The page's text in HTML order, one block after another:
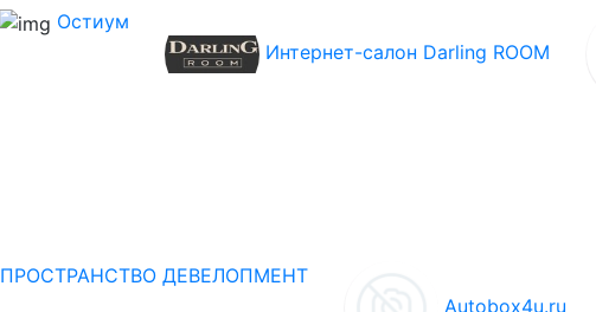
Остиум
Интернет-салон Darling ROOM
ПРОСТРАНСТВО ДЕВЕЛОПМЕНТ
Autobox4u.ru